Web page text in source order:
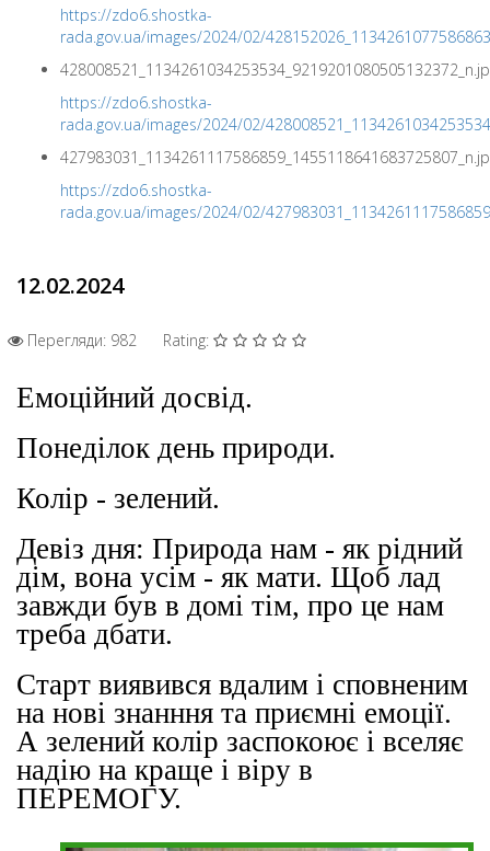
https://zdo6.shostka-
rada.gov.ua/images/2024/02/
https://zdo6.shostka-
rada.gov.ua/images/2024/02/
https://zdo6.shostka-
rada.gov.ua/images/2024/02/
12.02.2024
Перегляди: 982 Rating:
Емоційний досвід.
Понеділок день природи.
Колір - зелений.
Девіз дня: Природа нам - як рідний
дім, вона усім - як мати. Щоб лад
завжди був в домі тім, про це нам
треба дбати.
Старт виявився вдалим і сповненим
на нові знанння та приємні емоції.
А зелений колір заспокоює і вселяє
надію на краще і віру в
ПЕРЕМОГУ.